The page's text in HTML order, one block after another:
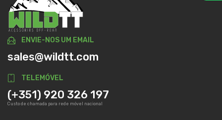
ENVIE-NOS UM EMAIL
sales@wildtt.com
TELEMÓVEL
(+351) 920 326 197
Custo de chamada para rede móvel nacional